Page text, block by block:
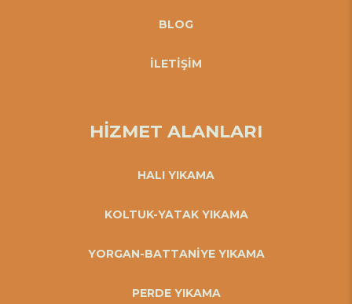
BLOG
İLETİŞİM
HİZMET ALANLARI
HALI YIKAMA
KOLTUK-YATAK YIKAMA
YORGAN-BATTANİYE YIKAMA
PERDE YIKAMA